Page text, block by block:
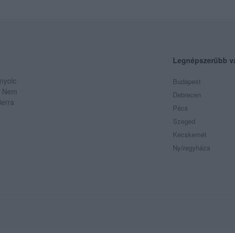
Legnépszerűbb
Budapest
Debrecen
Pécs
Szeged
Kecskemét
Nyíregyháza